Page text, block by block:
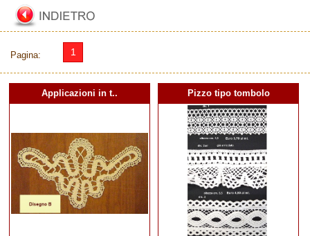
Pagina: 1
Applicazioni in t.. Pizzo tipo tombolo